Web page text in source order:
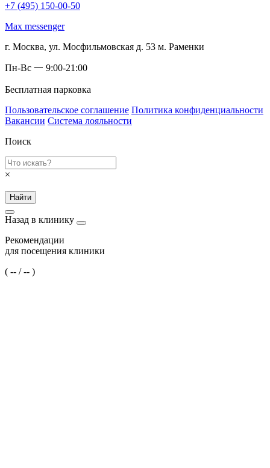
+7 (495) 150-00-50
Max messenger
г. Москва, ул. Мосфильмовская д. 53 м. Раменки
Пн-Вс 一 9:00-21:00
Бесплатная парковка
Пользовательское соглашение Политика конфиденциальности
Вакансии Система лояльности
Поиск
×
Найти
Назад в клинику
Рекомендации
для посещения клиники
( -- / -- )